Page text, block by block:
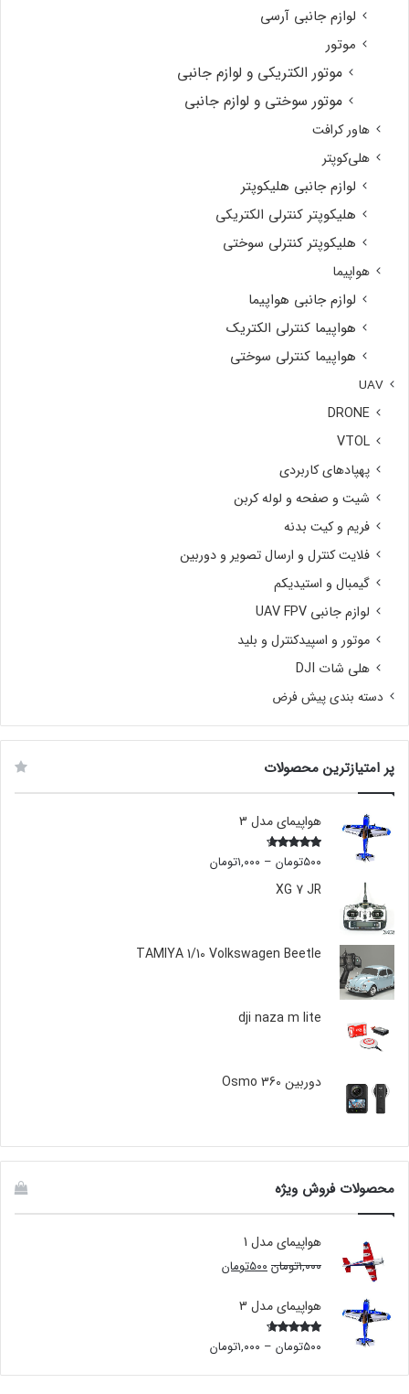
لوازم جانبی آرسی
موتور
موتور الکتریکی و لوازم جانبی
موتور سوختی و لوازم جانبی
هاور کرافت
هلی‌کوپتر
لوازم جانبی هلیکوپتر
هلیکوپتر کنترلی الکتریکی
هلیکوپتر کنترلی سوختی
هواپیما
لوازم جانبی هواپیما
هواپیما کنترلی الکتریک
هواپیما کنترلی سوختی
UAV
DRONE
VTOL
پهپادهای کاربردی
شیت و صفحه و لوله کربن
فریم و کیت بدنه
فلایت کنترل و ارسال تصویر و دوربین
گیمبال و استیدیکم
لوازم جانبی UAV FPV
موتور و اسپیدکنترل و بلید
هلی شات DJI
دسته بندی پیش فرض
پر امتیازترین محصولات
هواپیمای مدل 3
Rated
4.00
of 5
۵۰۰تومان – ۱,۰۰۰تومان
XG 7 JR
TAMIYA 1/10 Volkswagen Beetle
dji naza m lite
دوربین Osmo 360
محصولات فروش ویژه
هواپیمای مدل 1
۱,۰۰۰تومان۵۰۰تومان
هواپیمای مدل 3
Rated
4.00
۵۰۰تومان – ۱,۰۰۰تومان